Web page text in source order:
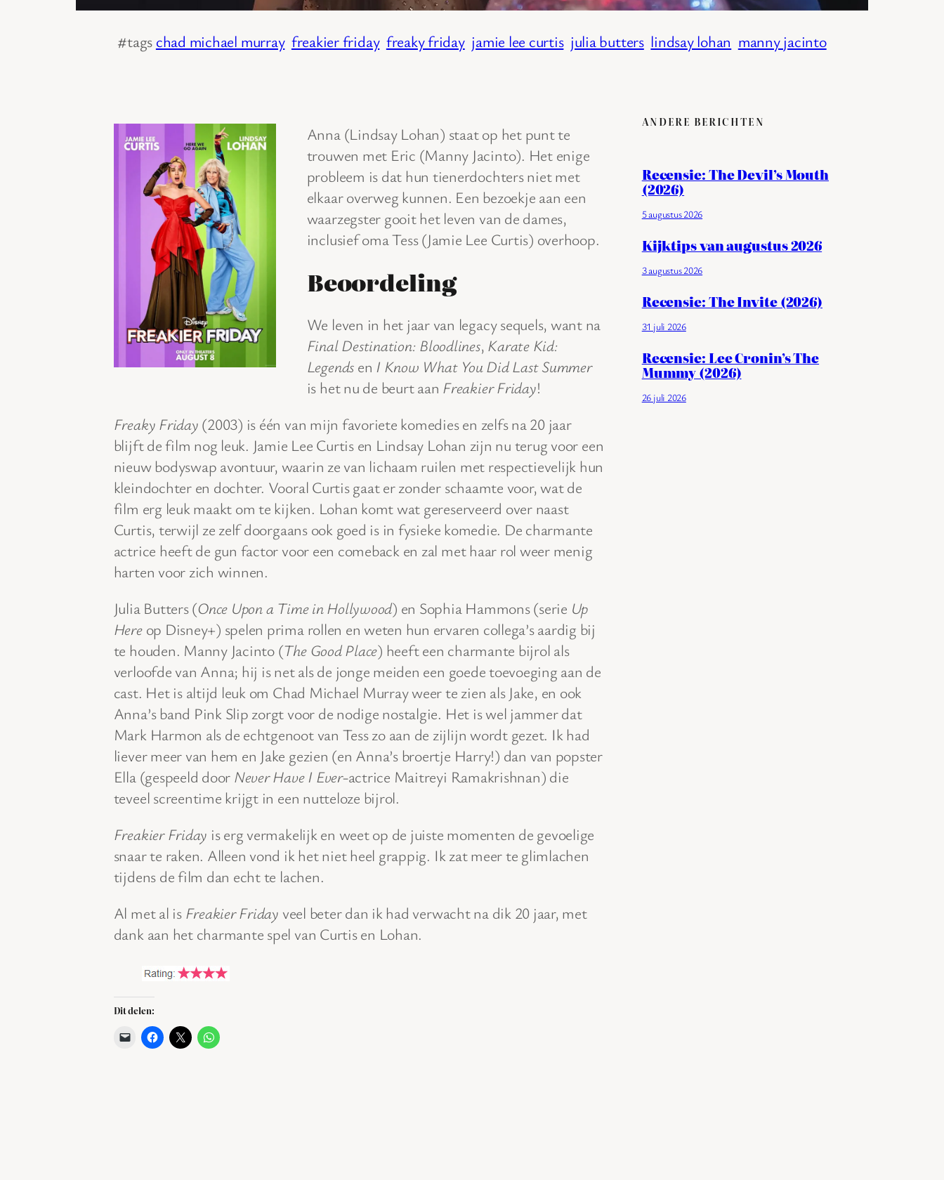
#tags chad michael murray freakier friday freaky friday jamie lee curtis julia butters lindsay lohan manny jacinto
Anna (Lindsay Lohan) staat op het punt te
trouwen met Eric (Manny Jacinto). Het enige
probleem is dat hun tienerdochters niet met
elkaar overweg kunnen. Een bezoekje aan een
waarzegster gooit het leven van de dames,
inclusief oma Tess (Jamie Lee Curtis) overhoop.
Beoordeling
We leven in het jaar van legacy sequels, want na
Final Destination: Bloodlines, Karate Kid:
Legends en I Know What You Did Last Summer
is het nu de beurt aan Freakier Friday!
Freaky Friday (2003) is één van mijn favoriete komedies en zelfs na 20 jaar
blijft de film nog leuk. Jamie Lee Curtis en Lindsay Lohan zijn nu terug voor een
nieuw bodyswap avontuur, waarin ze van lichaam ruilen met respectievelijk hun
kleindochter en dochter. Vooral Curtis gaat er zonder schaamte voor, wat de
film erg leuk maakt om te kijken. Lohan komt wat gereserveerd over naast
Curtis, terwijl ze zelf doorgaans ook goed is in fysieke komedie. De charmante
actrice heeft de gun factor voor een comeback en zal met haar rol weer menig
harten voor zich winnen.
Julia Butters (Once Upon a Time in Hollywood) en Sophia Hammons (serie Up
Hereop Disney+) spelen prima rollen en weten hun ervaren collega’s aardig bij
te houden. Manny Jacinto (The Good Place) heeft een charmante bijrol als
verloofde van Anna; hij is net als de jonge meiden een goede toevoeging aan de
cast. Het is altijd leuk om Chad Michael Murray weer te zien als Jake, en ook
Anna’s band Pink Slip zorgt voor de nodige nostalgie. Het is wel jammer dat
Mark Harmon als de echtgenoot van Tess zo aan de zijlijn wordt gezet. Ik had
liever meer van hem en Jake gezien (en Anna’s broertje Harry!) dan van popster
Ella (gespeeld door Never Have I Ever-actrice Maitreyi Ramakrishnan) die
teveel screentime krijgt in een nutteloze bijrol.
Freakier Friday is erg vermakelijk en weet op de juiste momenten de gevoelige
snaar te raken. Alleen vond ik het niet heel grappig. Ik zat meer te glimlachen
tijdens de film dan echt te lachen.
Al met al is Freakier Friday veel beter dan ik had verwacht na dik 20 jaar, met
dank aan het charmante spel van Curtis en Lohan.
Dit delen:
ANDERE BERICHTEN
Recensie: The Devil’s Mouth
(2026)
5 augustus 2026
Kijktips van augustus 2026
3 augustus 2026
Recensie: The Invite (2026)
31 juli 2026
Recensie: Lee Cronin’s The
Mummy (2026)
26 juli 2026